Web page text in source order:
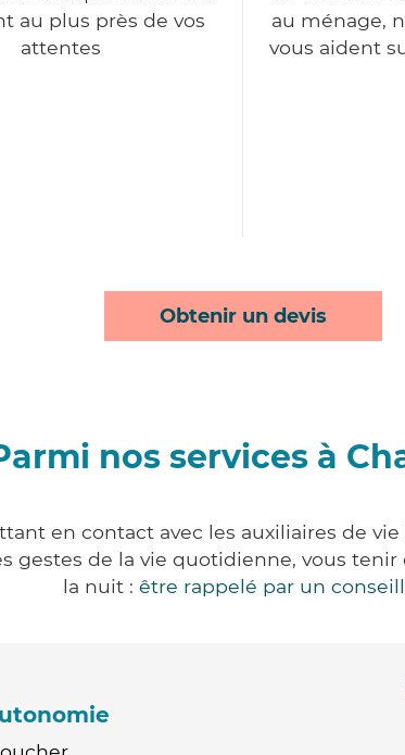
au plus près de vos
attentes
au ménage,
vous aident
Obtenir un devis
nos services à
en contact avec les auxiliaires de
gestes de la vie quotidienne, vous
la nuit : être rappelé par un